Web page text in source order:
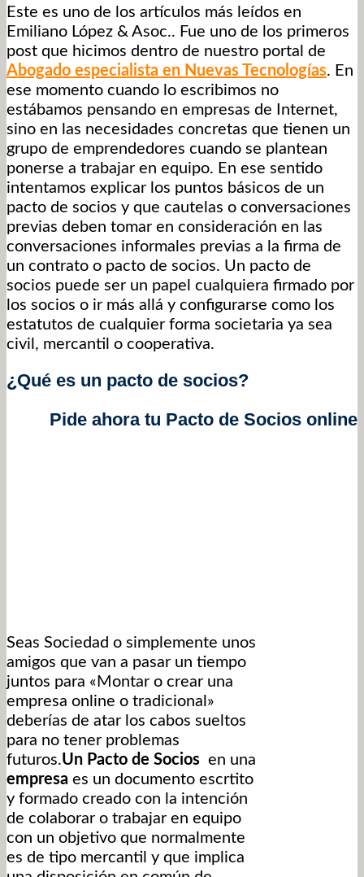
Este es uno de los artículos más leídos en
Emiliano López & Asoc.. Fue uno de los primeros
post que hicimos dentro de nuestro portal de
Abogado especialista en Nuevas Tecnologías. En
ese momento cuando lo escribimos no
estábamos pensando en empresas de Internet,
sino en las necesidades concretas que tienen un
grupo de emprendedores cuando se plantean
ponerse a trabajar en equipo. En ese sentido
intentamos explicar los puntos básicos de un
pacto de socios y que cautelas o conversaciones
previas deben tomar en consideración en las
conversaciones informales previas a la firma de
un contrato o pacto de socios. Un pacto de
socios puede ser un papel cualquiera firmado por
los socios o ir más allá y configurarse como los
estatutos de cualquier forma societaria ya sea
civil, mercantil o cooperativa.
¿Qué es un pacto de socios?
Pide ahora tu Pacto de Socios online
Seas Sociedad o simplemente unos
amigos que van a pasar un tiempo
juntos para «Montar o crear una
empresa online o tradicional»
deberías de atar los cabos sueltos
para no tener problemas
futuros.Un Pacto de Socios en una
empresa es un documento escrtito
y formado creado con la intención
de colaborar o trabajar en equipo
con un objetivo que normalmente
es de tipo mercantil y que implica